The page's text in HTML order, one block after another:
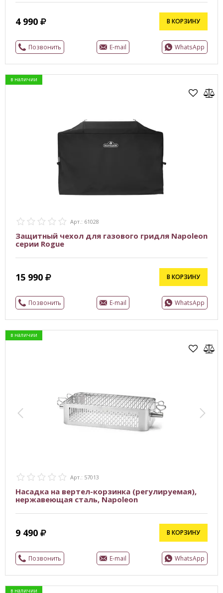
4 990 В КОРЗИНУ
Позвонить E-mail WhatsApp
в наличии
Арт.: 61028
Защитный чехол для газового гридля Napoleon
серии Rogue
15 990 В КОРЗИНУ
Позвонить E-mail WhatsApp
в наличии
Арт.: 57013
Насадка на вертел-корзинка (регулируемая),
нержавеющая сталь, Napoleon
9 490 В КОРЗИНУ
Позвонить E-mail WhatsApp
в наличии